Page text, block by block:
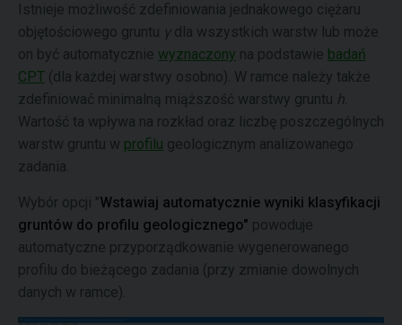
Istnieje możliwość zdefiniowania jednakowego ciężaru
objętościowego gruntu γdla wszystkich warstw lub może
on być automatycznie wyznaczony na podstawie badań
CPT (dla każdej warstwy osobno). W ramce należy także
zdefiniować minimalną miąższość warstwy gruntu h
Wartość ta wpływa na rozkład oraz liczbę poszczególnych
warstw gruntu w profilu geologicznym analizowanego
zadania.
Wybór opcji "Wstawiaj automatycznie wyniki klasyfikacji
gruntów do profilu geologicznego" powoduje
automatyczne przyporządkowanie wygenerowanego
profilu do bieżącego zadania (przy zmianie dowolnych
danych w ramce).